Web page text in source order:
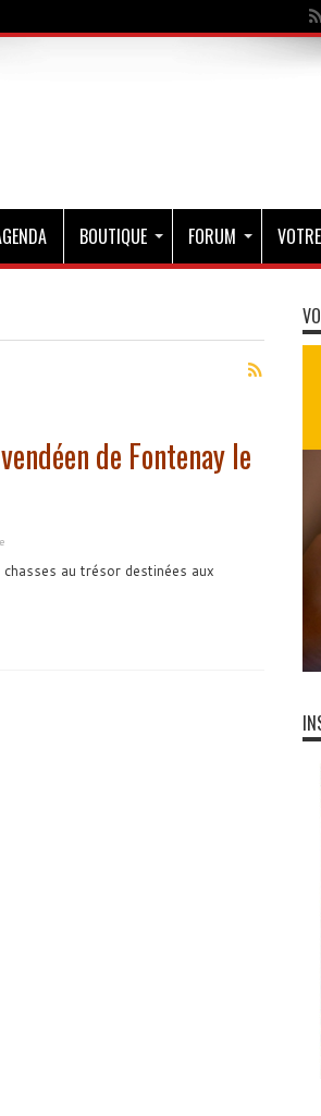
BOUTIQUE FORUM
de Fontenay le
au trésor destinées aux